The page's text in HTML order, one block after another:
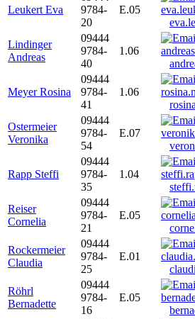
Leukert Eva
9784-
20
E.05
Lindinger
Andreas
09444
9784-
40
1.06
Meyer Rosina
09444
9784-
41
1.06
Ostermeier
Veronika
09444
9784-
54
E.07
Rapp Steffi
09444
9784-
35
1.04
Reiser
Cornelia
09444
9784-
21
E.05
Rockermeier
Claudia
09444
9784-
25
E.01
Röhrl
Bernadette
09444
9784-
16
E.05